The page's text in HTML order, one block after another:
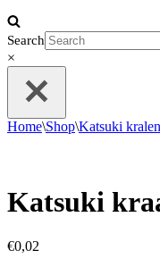
Search
×
Home\Shop\Katsuki kralen
Katsuki
€0,02